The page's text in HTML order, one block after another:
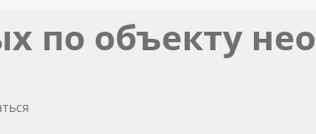
по объекту